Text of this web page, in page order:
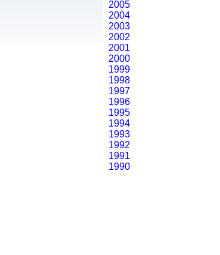
2005
2004
2003
2002
2001
2000
1999
1998
1997
1996
1995
1994
1993
1992
1991
1990